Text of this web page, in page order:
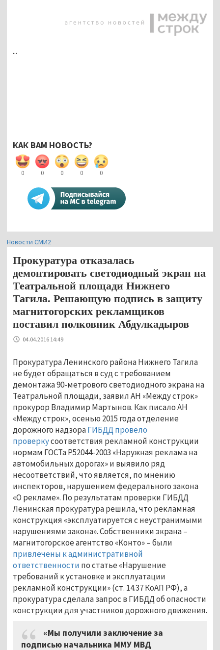
...
КАК ВАМ НОВОСТЬ?
0 0 0 0 0
Новости СМИ2
Прокуратура отказалась
демонтировать светодиодный экран на
Театральной площади Нижнего
Тагила. Решающую подпись в защиту
магнитогорских рекламщиков
поставил полковник Абдулкадыров
04.04.2016 14:49
Прокуратура Ленинского района Нижнего Тагила
не будет обращаться в суд с требованием
демонтажа 90-метрового светодиодного экрана на
Театральной площади, заявил АН «Между строк»
прокурор Владимир Мартынов. Как писало АН
«Между строк», осенью 2015 года отделение
дорожного надзораГИБДД провело
проверкусоответствия рекламной конструкции
нормам ГОСТа Р52044-2003 «Наружная реклама на
автомобильных дорогах» и выявило ряд
несоответствий, что является, по мнению
инспекторов, нарушением федерального закона
«О рекламе». По результатам проверки ГИБДД
Ленинская прокуратура решила, что рекламная
конструкция «эксплуатируется с неустранимыми
нарушениями закона». Собственники экрана –
магнитогорское агентство «Конто» – были
привлечены к административной
ответственности по статье «Нарушение
требований к установке и эксплуатации
рекламной конструкции» (ст. 14.37 КоАП РФ), а
прокуратура сделала запрос в ГИБДД об опасности
конструкции для участников дорожного движения.
«Мы получили заключение за
подписью начальника ММУ МВД